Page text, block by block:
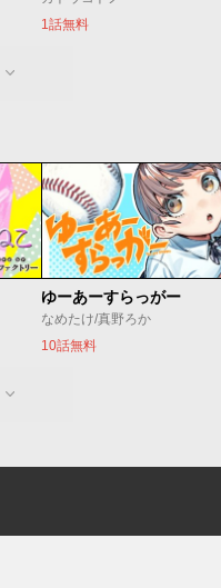
1話無料
ゆーあーすらっがー
なめたけ/真野ろか
10話無料